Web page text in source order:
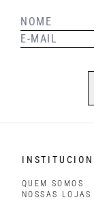
QUEM SOMOS
NOSSAS LOJAS